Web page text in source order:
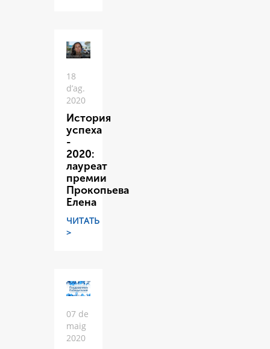
18
d’ag.
2020
История
успеха
-
2020:
лауреат
премии
Прокопьева
Елена
ЧИТАТЬ
>
07 de
maig
2020